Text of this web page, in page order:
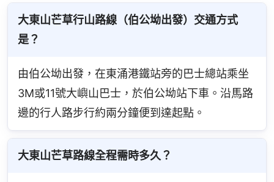
大東山芒草行山路線（伯公坳出發）交通方式
是？
由伯公坳出發，在東涌港鐵站旁的巴士總站乘坐
3M或11號大嶼山巴士，於伯公坳站下車。沿馬路
邊的行人路步行約兩分鐘便到達起點。
大東山芒草路線全程需時多久？